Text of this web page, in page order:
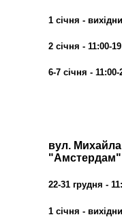
1 січня -
2 січня - 11:00-
6-7 січня - 11:00-
вул.
22-31 грудня -
1 січня -